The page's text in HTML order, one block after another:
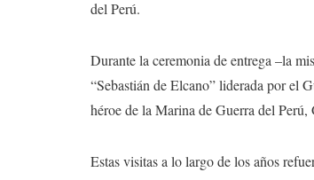
del Perú.
Durante la ceremonia de entrega –la
“Sebastián de Elcano” liderada por el
héroe de la Marina de Guerra del
Estas visitas a lo largo de los años